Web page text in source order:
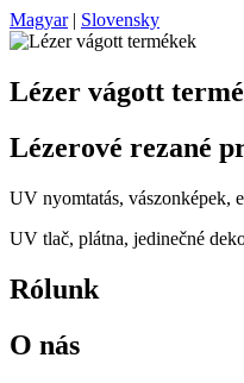
Magyar| Slovensky
Lézer vágott
Lézerové rezané
UV nyomtatás, vászonképek,
UV tlač, plátna, jedinečné
Rólunk
O nás